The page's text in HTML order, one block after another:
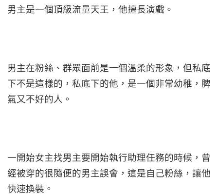
男主是一個頂級流量天王，他擅長演戲。
男主在粉絲、群眾面前是一個溫柔的形象，但私底
下不是這樣的，私底下的他，是一個非常幼稚，脾
氣又不好的人。
一開始女主找男主要開始執行助理任務的時候，曾
經被穿的很隨便的男主誤會，這是自己粉絲，讓他
快速換裝。